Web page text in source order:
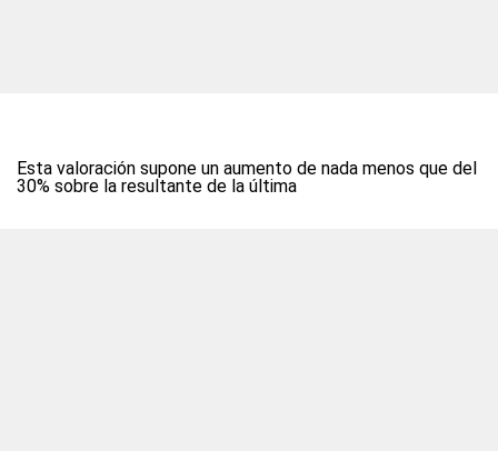
Esta valoración supone un aumento de nada menos que del
30% sobre la resultante de la última